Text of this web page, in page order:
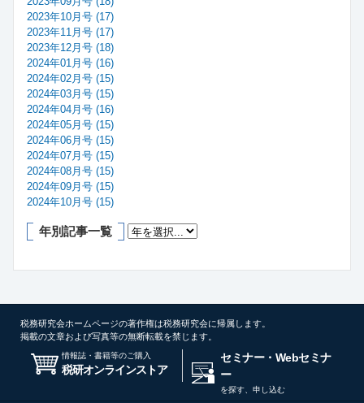
2023年10月号 (17)
2023年11月号 (17)
2023年12月号 (18)
2024年01月号 (16)
2024年02月号 (15)
2024年03月号 (15)
2024年04月号 (16)
2024年05月号 (15)
2024年06月号 (15)
2024年07月号 (15)
2024年08月号 (15)
2024年09月号 (15)
2024年10月号 (15)
年別記事一覧
税務研究会ホームページの著作権は税務研究会に帰属します。
掲載の文章および写真等の無断転載を禁じます。
情報誌・書籍等のご購入
税研オンラインストア
セミナー・Webセミナ
ー
を探す、申し込む